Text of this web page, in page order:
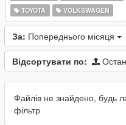
TOYOTA
VOLKSWAGEN
За: Попереднього місяця
Відсортувати по:
Файлів не знайдено, будь
фільтр